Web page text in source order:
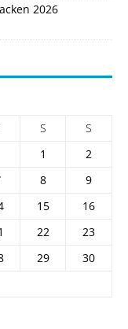
2026
S
S
1
2
8
9
15
16
22
23
29
30